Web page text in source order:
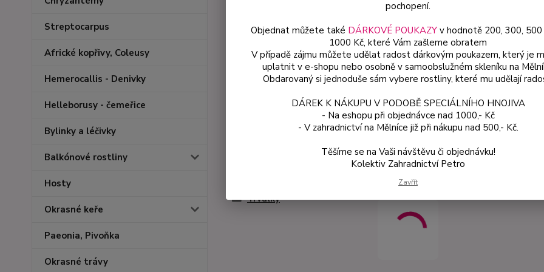
Streptocarpus
Africké kopřivy, Coleusy
Hemerocallis - Denivky
Helleborusy - čemeřice
Bylinky a léčivky
Balkónové rostliny
Hosty
Okrasné keře
Paeonia, Pivoňka
Okrasné trávy
Číslo
Trvalky
pochopení.
Objednat můžete také DÁRKOVÉ POUKAZYv hodnotě 200, 300, 500
1000 Kč, které Vám zašleme obratem
V případě zájmu můžete udělat radost dárkovým poukazem, který je
uplatnit v e-shopu nebo osobně v samoobslužném skleníku na
Obdarovaný si jednoduše sám vybere rostliny, které mu udělají
DÁREK K NÁKUPU V PODOBĚ SPECIÁLNÍHO HNOJIVA
- Na eshopu při objednávce nad 1000,- Kč
- V zahradnictví na Mělníce již při nákupu nad 500,- Kč.
Těšíme se na Vaši návštěvu či objednávku!
Kolektiv Zahradnictví Petro
Zavřít